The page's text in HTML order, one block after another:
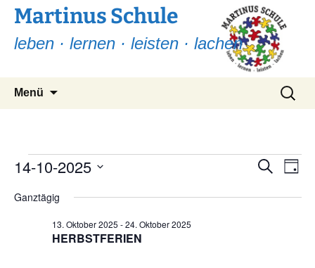
Martinus Schule
leben · lernen · leisten · lachen
Menü
Suchen
nach:
Veranstaltungen
für
Suche
Tag
14-10-2025
wählen.
Ganztägig
HERBSTFERIEN
13. Oktober 2025 -24. Oktober 2025